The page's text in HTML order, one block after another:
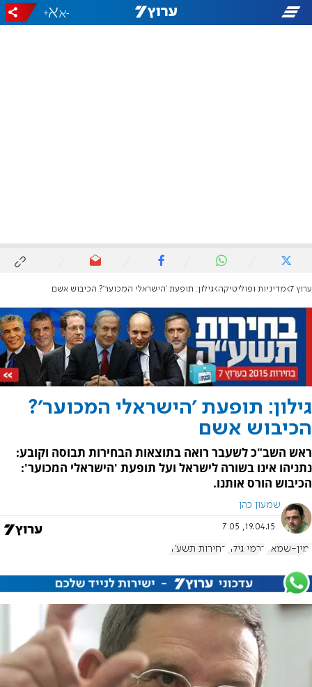
-
+
ערוץ 7 מדיניות ופוליטיקה גילון: תופעת 'הישראלי המכוער'? הכיבוש אשם
גילון: תופעת 'הישראלי המכוער'?
הכיבוש אשם
ראש השב"כ לשעבר רואה בתוצאות הבחירות תבוסה וקובע:
נתניהו אינו בשורה לישראל ועל תופעת 'הישראלי המכוער':
הכיבוש הורס אותנו.
שמעון כהן
19.04.15, 7:05
ימין-שמאל כרמי גילון בחירות תשע"ה